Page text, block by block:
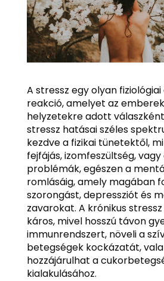
A stressz egy olyan
reakció, amelyet az
helyzetekre adott
stressz hatásai széles
kezdve a fizikai tünetektől,
fejfájás, izomfeszültség,
problémák, egészen a
romlásáig, amely magában
szorongást, depressziót és
zavarokat. A krónikus
káros, mivel hosszú távon
immunrendszert, növeli a
betegségek kockázatát,
hozzájárulhat a
kialakulásához.